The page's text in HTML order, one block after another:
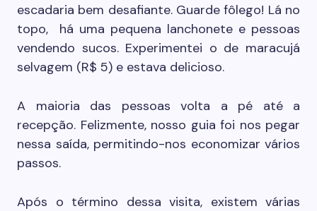
escadaria bem desafiante. Guarde fôlego! Lá no
topo, há uma pequena lanchonete e pessoas
vendendo sucos. Experimentei o de maracujá
selvagem (R$ 5) e estava delicioso.
A maioria das pessoas volta a pé até a
recepção. Felizmente, nosso guia foi nos pegar
nessa saída, permitindo-nos economizar vários
passos.
Após o término dessa visita, existem várias